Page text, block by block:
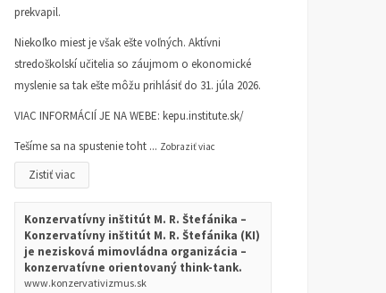
prekvapil.
Niekoľko miest je však ešte voľných. Aktívni
stredoškolskí učitelia so záujmom o ekonomické
myslenie sa tak ešte môžu prihlásiť do 31. júla 2026.
VIAC INFORMÁCIÍ JE NA WEBE: kepu.institute.sk/
Tešíme sa na spustenie toht ... Zobraziť viac
Zistiť viac
Konzervatívny inštitút M. R. Štefánika –
Konzervatívny inštitút M. R. Štefánika (KI)
je nezisková mimovládna organizácia –
konzervatívne orientovaný think-tank.
www.konzervativizmus.sk